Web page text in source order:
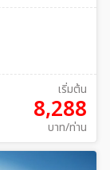
เริ่มต้น
8,288
บาท/ท่าน